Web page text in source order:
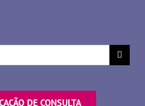
DE CONSULTA